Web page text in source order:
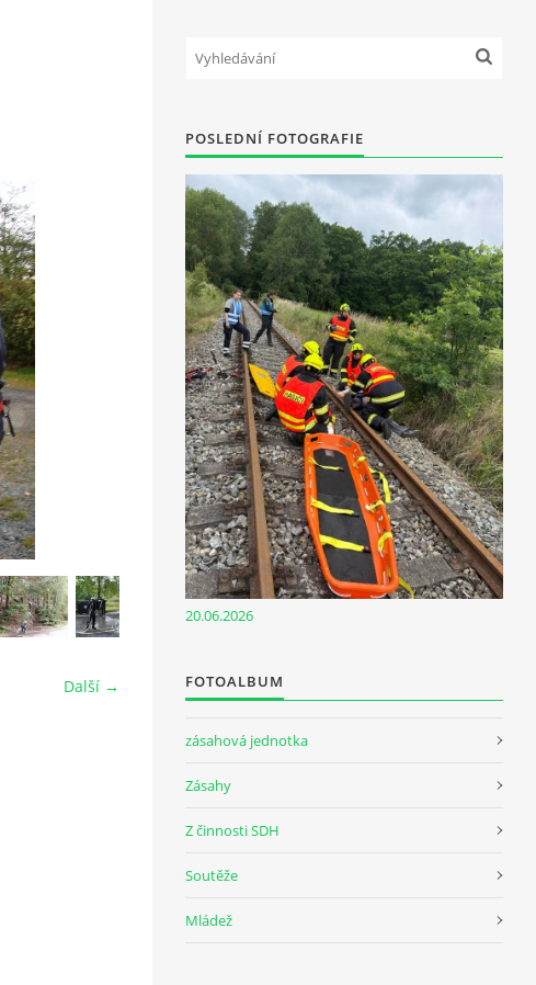
Další →
POSLEDNÍ FOTOGRAFIE
20.06.2026
FOTOALBUM
zásahová jednotka
Zásahy
Z činnosti SDH
Soutěže
Mládež